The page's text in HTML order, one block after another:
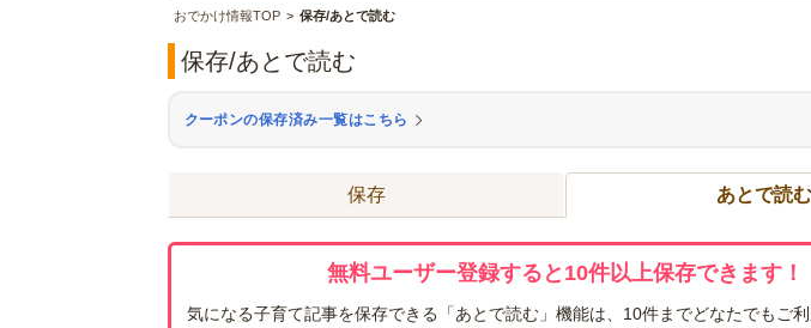
おでかけ情報TOP 保存/あとで読む
保存/あとで読む
クーポンの保存済み一覧はこちら
保存 あとで読む
無料ユーザー登録すると10件以上保存できます！
気になる子育て記事を保存できる「あとで読む」機能は、10件までどなたでもご利